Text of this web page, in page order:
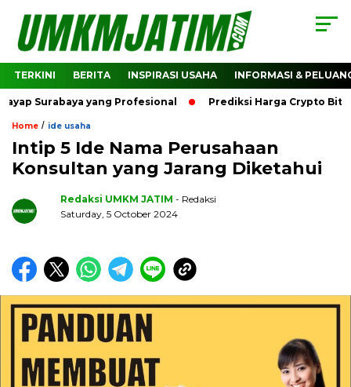
TERKINI BERITA INSPIRASI USAHA INFORMASI &
yang Profesional Prediksi Harga Crypto Bitcoin:
Home / ide usaha
Intip 5 Ide Nama Perusahaan
Konsultan yang Jarang Diketahui
Redaksi UMKM JATIM - Redaksi
Saturday, 5 October 2024